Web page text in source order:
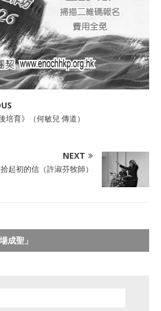
培育》（何敏兒 傳道）
NEXT
起初的信（許淑芬牧師）
成聖」